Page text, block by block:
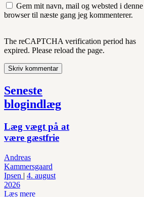
Gem mit navn, mail og websted i denne
browser til næste gang jeg kommenterer.
The reCAPTCHA verification period has
expired. Please reload the page.
Seneste
blogindlæg
Læg vægt på at
være gæstfrie
Andreas
Kammersgaard
Ipsen | 4. august
2026
Læs mere